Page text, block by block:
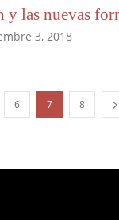
las nuevas
3, 2018
6 7 8